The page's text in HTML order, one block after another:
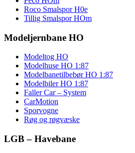
Roco Smalspor H0e
Tillig Smalspor HOm
Modeljernbane HO
Modeltog HO
Modelhuse HO 1:87
Modelbanetilbebør HO 1:87
Modelbiler HO 1:87
Faller Car – System
CarMotion
Sporvogne
Røg og røgvæske
LGB – Havebane